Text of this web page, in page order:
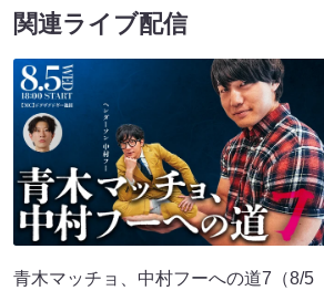
関連ライブ配信
青木マッチョ、中村フーへの道7（8/5